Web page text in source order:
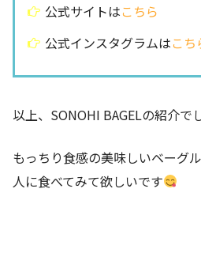
公式サイトはこちら
公式インスタグラムはこち
以上、SONOHI BAGELの紹介で
もっちり食感の美味しいベーグ
人に食べてみて欲しいです